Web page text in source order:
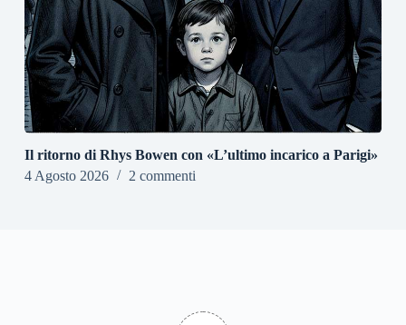
Il ritorno di Rhys Bowen con «L’ultimo incarico a Parigi»
4 Agosto 2026
2 commenti